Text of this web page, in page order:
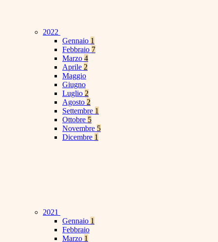
2022
Gennaio 1
Febbraio 7
Marzo 4
Aprile 2
Maggio
Giugno
Luglio 2
Agosto 2
Settembre 1
Ottobre 5
Novembre 5
Dicembre 1
2021
Gennaio 1
Febbraio
Marzo 1